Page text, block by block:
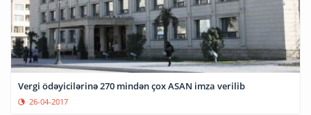
Vergi ödəyicilərinə 270 mindən çox ASAN imza verilib
26-04-2017